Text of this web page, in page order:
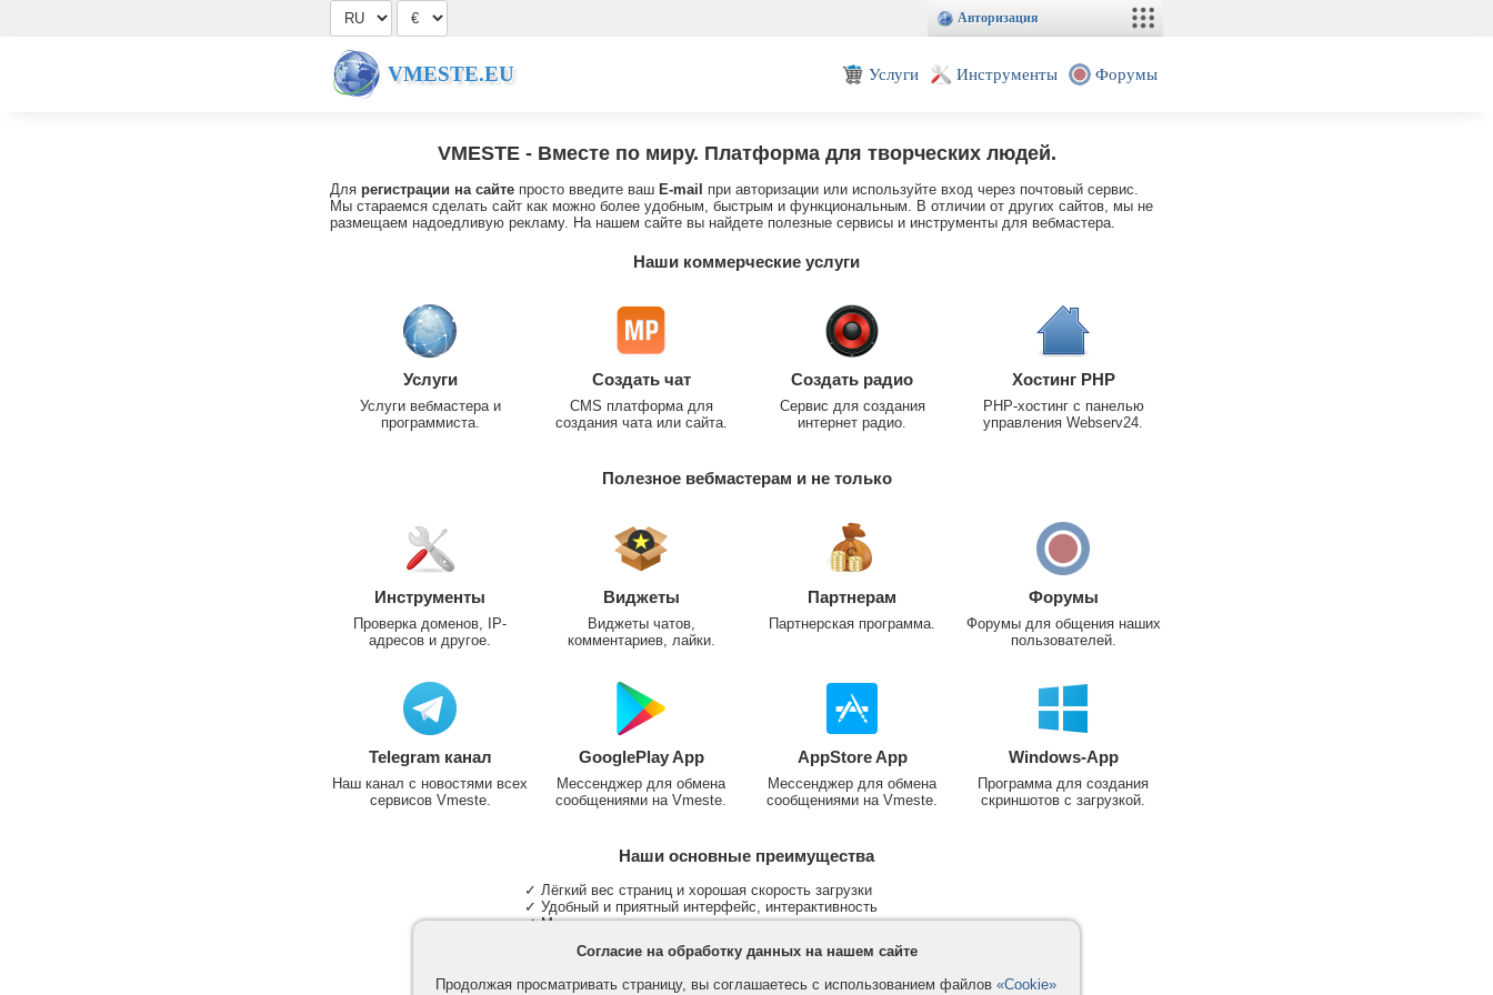
Авторизация
VMESTE.EU Услуги Инструменты Форумы
VMESTE- Вместе по миру. Платформа для творческих людей.
Для регистрации на сайте просто введите ваш E-mail
при авторизации или используйте вход через почтовый сервис.
Мы стараемся сделать сайт как можно более удобным, быстрым и функциональным. В отличии от других сайтов, мы не
размещаем надоедливую рекламу. На нашем сайте вы найдете полезные сервисы и инструменты для вебмастера.
Наши коммерческие услуги
Услуги
Услуги вебмастера и
программиста.
Создать чат
CMS платформа для
создания чата или сайта.
Создать радио
Сервис для создания
интернет радио.
Хостинг PHP
PHP-хостинг с панелью
управления Webserv24.
Полезное вебмастерам и не только
Инструменты
Проверка доменов, IP-
адресов и другое.
Виджеты
Виджеты чатов,
комментариев, лайки.
Партнерам
Партнерская программа.
Форумы
Форумы для общения наших
пользователей.
Telegram канал
Наш канал с новостями всех
сервисов Vmeste.
GooglePlay App
Мессенджер для обмена
сообщениями на Vmeste.
AppStore App
Мессенджер для обмена
сообщениями на Vmeste.
Windows-App
Программа для создания
скриншотов с загрузкой.
Наши основные преимущества
✓ Лёгкий вес страниц и хорошая скорость загрузки
✓ Удобный и приятный интерфейс, интерактивность
✓ Мы не размещаем надоедливую рекламу
✓ Участие в группах и сообществах
✓ Поддержка основных типов и больших файлов
Согласие на обработку данных на нашем сайте
Продолжая просматривать страницу, вы соглашаетесь с использованием файлов «Cookie»